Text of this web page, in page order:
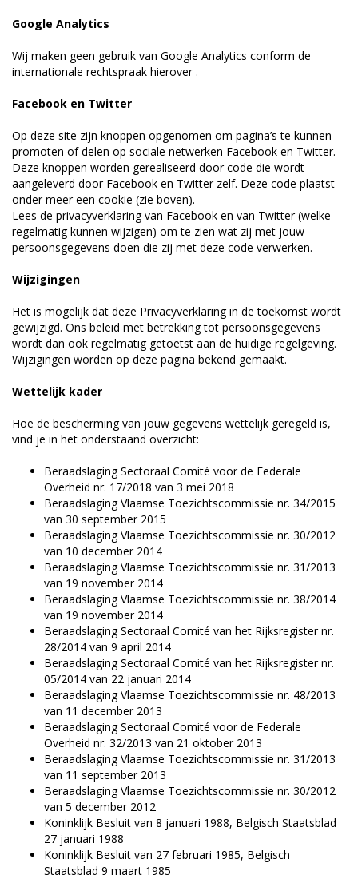
Google Analytics
Wij maken geen gebruik van Google Analytics conform de
internationale rechtspraak hierover .
Facebook en Twitter
Op deze site zijn knoppen opgenomen om pagina’s te kunnen
promoten of delen op sociale netwerken Facebook en Twitter.
Deze knoppen worden gerealiseerd door code die wordt
aangeleverd door Facebook en Twitter zelf. Deze code plaatst
onder meer een cookie (zie boven).
Lees de privacyverklaring van Facebook en van Twitter (welke
regelmatig kunnen wijzigen) om te zien wat zij met jouw
persoonsgegevens doen die zij met deze code verwerken.
Wijzigingen
Het is mogelijk dat deze Privacyverklaring in de toekomst wordt
gewijzigd. Ons beleid met betrekking tot persoonsgegevens
wordt dan ook regelmatig getoetst aan de huidige regelgeving.
Wijzigingen worden op deze pagina bekend gemaakt.
Wettelijk kader
Hoe de bescherming van jouw gegevens wettelijk geregeld is,
vind je in het onderstaand overzicht:
Beraadslaging Sectoraal Comité voor de Federale
Overheid nr. 17/2018 van 3 mei 2018
Beraadslaging Vlaamse Toezichtscommissie nr. 34/2015
van 30 september 2015
Beraadslaging Vlaamse Toezichtscommissie nr. 30/2012
van 10 december 2014
Beraadslaging Vlaamse Toezichtscommissie nr. 31/2013
van 19 november 2014
Beraadslaging Vlaamse Toezichtscommissie nr. 38/2014
van 19 november 2014
Beraadslaging Sectoraal Comité van het Rijksregister nr.
28/2014 van 9 april 2014
Beraadslaging Sectoraal Comité van het Rijksregister nr.
05/2014 van 22 januari 2014
Beraadslaging Vlaamse Toezichtscommissie nr. 48/2013
van 11 december 2013
Beraadslaging Sectoraal Comité voor de Federale
Overheid nr. 32/2013 van 21 oktober 2013
Beraadslaging Vlaamse Toezichtscommissie nr. 31/2013
van 11 september 2013
Beraadslaging Vlaamse Toezichtscommissie nr. 30/2012
van 5 december 2012
Koninklijk Besluit van 8 januari 1988, Belgisch Staatsblad
27 januari 1988
Koninklijk Besluit van 27 februari 1985, Belgisch
Staatsblad 9 maart 1985